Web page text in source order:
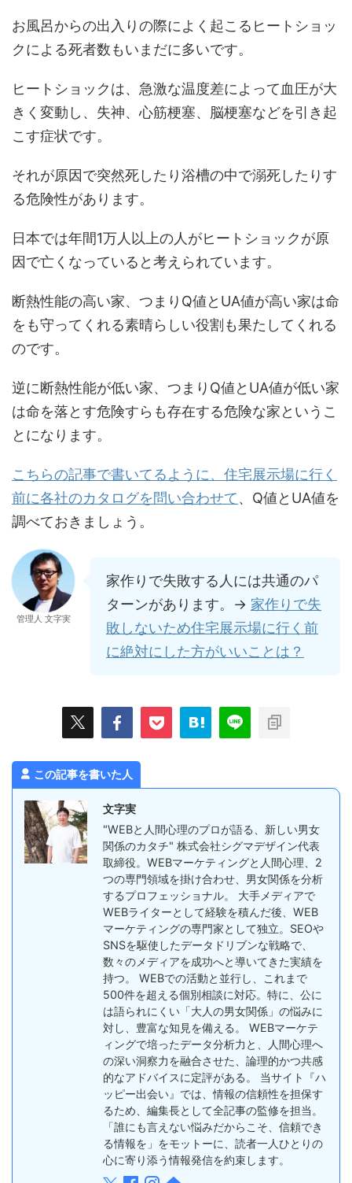
お風呂からの出入りの際によく起こるヒートショッ
クによる死者数もいまだに多いです。
ヒートショックは、急激な温度差によって血圧が大
きく変動し、失神、心筋梗塞、脳梗塞などを引き起
こす症状です。
それが原因で突然死したり浴槽の中で溺死したりす
る危険性があります。
日本では年間1万人以上の人がヒートショックが原
因で亡くなっていると考えられています。
断熱性能の高い家、つまりQ値とUA値が高い家は命
をも守ってくれる素晴らしい役割も果たしてくれる
のです。
逆に断熱性能が低い家、つまりQ値とUA値が低い家
は命を落とす危険すらも存在する危険な家というこ
とになります。
こちらの記事で書いてるように、住宅展示場に行く
前に各社のカタログを問い合わせて、Q値とUA値を
調べておきましょう。
管理人 文字実
家作りで失敗する人には共通のパ
ターンがあります。→ 家作りで失
敗しないため住宅展示場に行く前
に絶対にした方がいいことは？
この記事を書いた人
文字実
"WEBと人間心理のプロが語る、新しい男女
関係のカタチ" 株式会社シグマデザイン代表
取締役。WEBマーケティングと人間心理、2
つの専門領域を掛け合わせ、男女関係を分析
するプロフェッショナル。 大手メディアで
WEBライターとして経験を積んだ後、WEB
マーケティングの専門家として独立。SEOや
SNSを駆使したデータドリブンな戦略で、
数々のメディアを成功へと導いてきた実績を
持つ。 WEBでの活動と並行し、これまで
500件を超える個別相談に対応。特に、公に
は語られにくい「大人の男女関係」の悩みに
対し、豊富な知見を備える。 WEBマーケテ
ィングで培ったデータ分析力と、人間心理へ
の深い洞察力を融合させた、論理的かつ共感
的なアドバイスに定評がある。 当サイト『ハ
ッピー出会い』では、情報の信頼性を担保す
るため、編集長として全記事の監修を担当。
「誰にも言えない悩みだからこそ、信頼でき
る情報を」をモットーに、読者一人ひとりの
心に寄り添う情報発信を約束します。